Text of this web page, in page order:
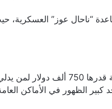
ومن المعروف أن الحداد، الذي كانت هناك
الظهور في الأماكن